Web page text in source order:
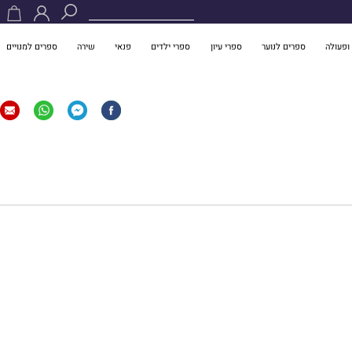
ספרים לנוער ספרי עיון ספרי ילדים פנאי שירה ספרים למנויים